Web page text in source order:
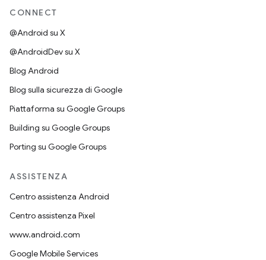
CONNECT
@Android su X
@AndroidDev su X
Blog Android
Blog sulla sicurezza di Google
Piattaforma su Google Groups
Building su Google Groups
Porting su Google Groups
ASSISTENZA
Centro assistenza Android
Centro assistenza Pixel
www.android.com
Google Mobile Services